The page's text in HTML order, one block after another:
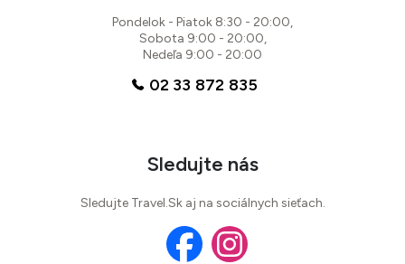
Pondelok - Piatok 8:30 - 20:00,
Sobota 9:00 - 20:00,
Nedeľa 9:00 - 20:00
02 33 872 835
Sledujte nás
Sledujte Travel.Sk aj na sociálnych sieťach.